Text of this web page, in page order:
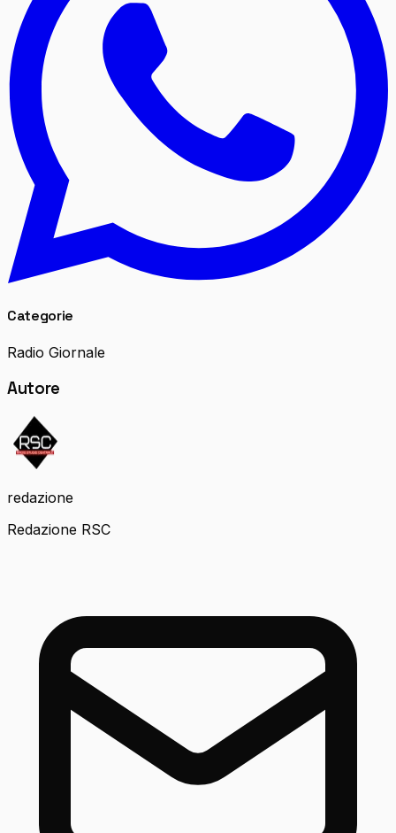
Categorie
Radio Giornale
Autore
redazione
Redazione RSC